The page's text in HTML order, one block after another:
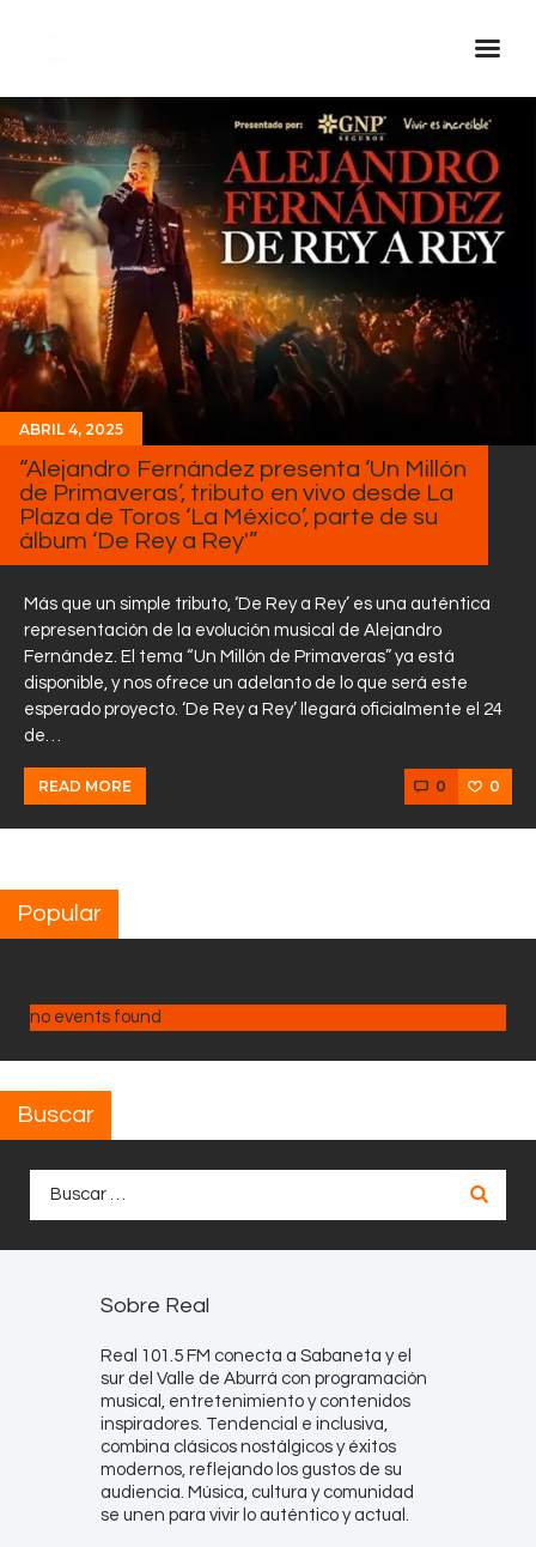
Inicio Real FM
Streaming
En Vivo
Descarga La APP
Programas
Noticias
Equipo
Sobre Nosotros
Contactos
ABRIL 4, 2025
“Alejandro Fernández presenta ‘Un Millón
de Primaveras’, tributo en vivo desde La
Plaza de Toros ‘La México’, parte de su
álbum ‘De Rey a Rey'”
Más que un simple tributo, ‘De Rey a Rey’ es una auténtica
representación de la evolución musical de Alejandro
Fernández. El tema “Un Millón de Primaveras” ya está
disponible, y nos ofrece un adelanto de lo que será este
esperado proyecto. ‘De Rey a Rey’ llegará oficialmente el 24
de…
READ MORE 0 0
Popular
no events found
Buscar
Sobre Real
Real 101.5 FM conecta a Sabaneta y el
sur del Valle de Aburrá con programación
musical, entretenimiento y contenidos
inspiradores. Tendencial e inclusiva,
combina clásicos nostálgicos y éxitos
modernos, reflejando los gustos de su
audiencia. Música, cultura y comunidad
se unen para vivir lo auténtico y actual.